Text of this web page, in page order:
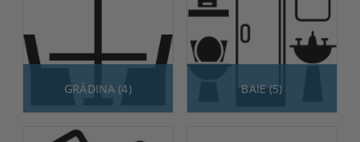
GRĂDINA (4) BAIE (5)